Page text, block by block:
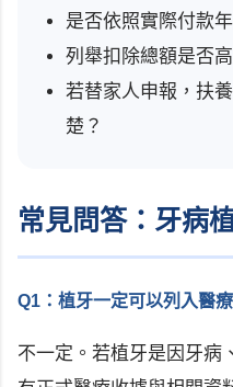
是否依照實際付款
列舉扣除總額是否
若替家人申報，扶
楚？
常見問答：牙病
Q1：植牙一定可以列入醫
不一定。若植牙是因牙病